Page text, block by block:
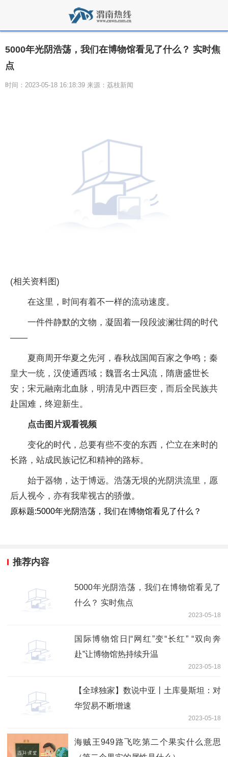
5000年光阴浩荡，我们在博物馆看见了什么？ 实时焦
点
时间：2023-05-18 16:18:39 来源：荔枝新闻
(相关资料图)
在这里，时间有着不一样的流动速度。
一件件静默的文物，凝固着一段段波澜壮阔的时代
——
夏商周开华夏之先河，春秋战国闻百家之争鸣；秦
皇大一统，汉使通西域；魏晋名士风流，隋唐盛世长
安；宋元融南北血脉，明清见中西巨变，而后全民族共
赴国难，终迎新生。
点击图片观看视频
变化的时代，总要有些不变的东西，伫立在来时的
长路，站成民族记忆和精神的路标。
始于器物，达于博远。浩荡无垠的光阴洪流里，愿
后人视今，亦有我辈视古的骄傲。
原标题:5000年光阴浩荡，我们在博物馆看见了什么？
推荐内容
5000年光阴浩荡，我们在博物馆看见了
什么？ 实时焦点
2023-05-18
国际博物馆日|“网红”变“长红” “双向奔
赴”让博物馆热持续升温
2023-05-18
【全球独家】数说中亚丨土库曼斯坦：对
华贸易不断增速
2023-05-18
海贼王949路飞吃第二个果实什么意思